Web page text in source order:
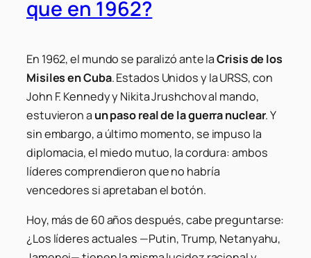
que en 1962?
En 1962, el mundo se paralizó ante laCrisis de los
Misiles en Cuba. Estados Unidos y la URSS, con
John F. Kennedy y Nikita Jrushchov al mando,
estuvieron a un paso real de la guerra nuclear. Y
sin embargo, a último momento, se impuso la
diplomacia, el miedo mutuo, la cordura: ambos
líderes comprendieron que no habría
vencedores si apretaban el botón.
Hoy, más de 60 años después, cabe preguntarse:
¿Los líderes actuales —Putin, Trump, Netanyahu,